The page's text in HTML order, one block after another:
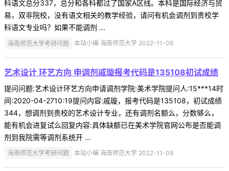
科语文总分337，总分和各科都过了国家A区线。本科是国际经济与贸
易，双非院校，没有语文相关的教学经验，请问有机会调剂到贵校学
科语文专业吗？如果不能调剂 ...
海南师范大学考研问题 本站小编 海南师范大学 2022-11-09
艺术设计 环艺方向 申调剂戚璇报考代码是135108初试成绩
提问问题:艺术设计环艺方向申请调剂学院:美术学院提问人:15***14时
间:2020-04-2710:19提问内容:戚璇，报考代码是135108，初试成绩
344，想调剂到贵校的艺术设计专业，还有调剂名额么，分数够么，
能有机会进复试么回复内容:具体缺额已在美术学院官网公布是否能调
剂到我院需等调剂系统开 ...
海南师范大学考研问题 本站小编 海南师范大学 2022-11-09